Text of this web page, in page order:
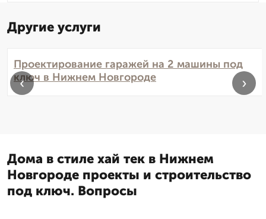
Другие услуги
Проектирование гаражей на 2 машины под
ключ в Нижнем Новгороде
‹ ›
Дома в стиле хай тек в Нижнем
Новгороде проекты и строительство
под ключ. Вопросы